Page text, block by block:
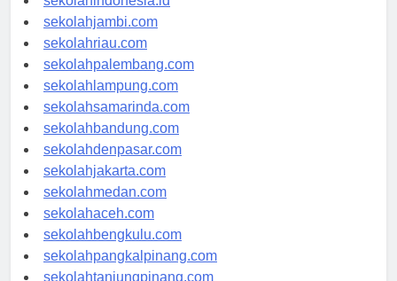
sekolahindonesia.id
sekolahjambi.com
sekolahriau.com
sekolahpalembang.com
sekolahlampung.com
sekolahsamarinda.com
sekolahbandung.com
sekolahdenpasar.com
sekolahjakarta.com
sekolahmedan.com
sekolahaceh.com
sekolahbengkulu.com
sekolahpangkalpinang.com